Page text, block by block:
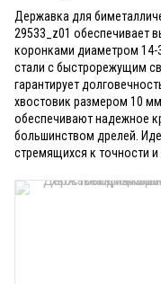
Державка для
29533_z01 обеспечивает
коронками диаметром 14-
стали с быстрорежущим
гарантирует
хвостовик размером 10
обеспечивают надежное
большинством дрелей.
стремящихся к точности и